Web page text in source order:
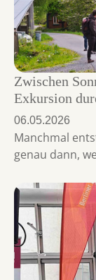
Zwischen
Exkursion
06.05.2026
Manchmal
genau dann,